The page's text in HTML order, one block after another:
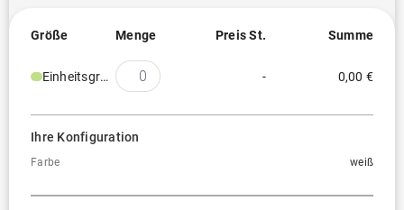
Größe Menge Preis St. Summe
Einheitsgröße - 0,00 €
Ihre Konfiguration
Farbe weiß